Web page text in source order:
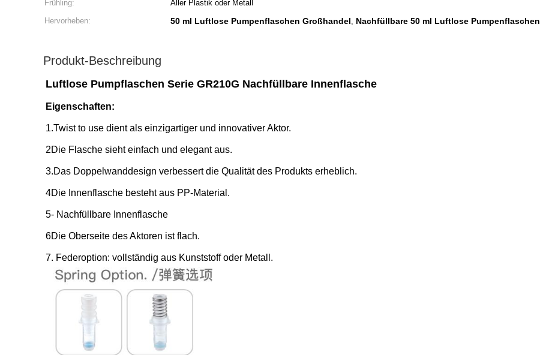
Frühling:
Aller Plastik oder Metall
Hervorheben:
50 ml Luftlose Pumpenflaschen Großhandel, Nachfüllbare 50 ml Luftlose Pumpenflaschen
Produkt-Beschreibung
Luftlose Pumpflaschen Serie GR210G Nachfüllbare Innenflasche
Eigenschaften:
1.Twist to use dient als einzigartiger und innovativer Aktor.
2Die Flasche sieht einfach und elegant aus.
3.Das Doppelwanddesign verbessert die Qualität des Produkts erheblich.
4Die Innenflasche besteht aus PP-Material.
5- Nachfüllbare Innenflasche
6Die Oberseite des Aktoren ist flach.
7. Federoption: vollständig aus Kunststoff oder Metall.